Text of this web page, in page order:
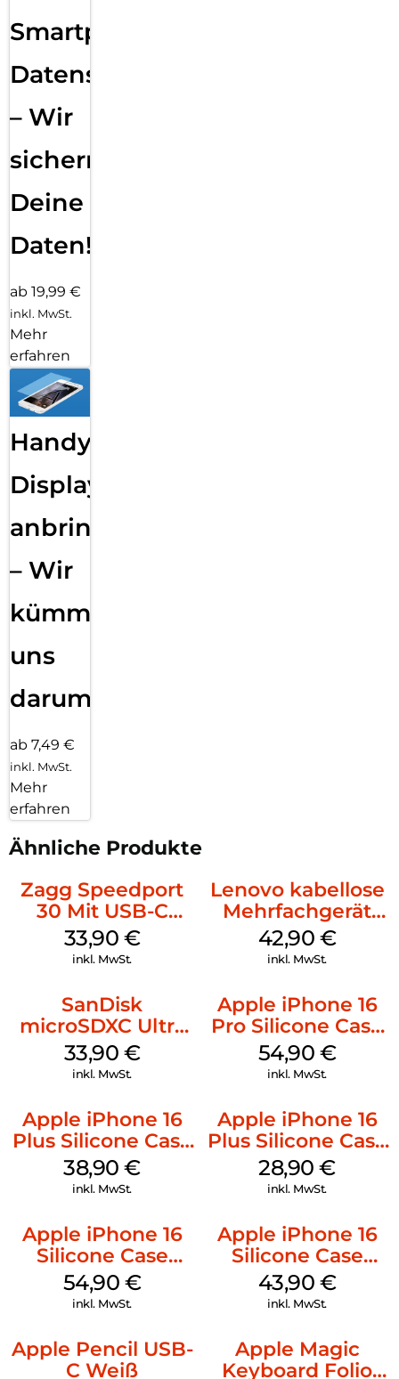
Smartphone
Datensicherung
– Wir
sichern
Deine
Daten!
ab 19,99 €
inkl. MwSt.
Mehr
erfahren
Handy
Displayfolie
anbringen
– Wir
kümmern
uns
darum!
ab 7,49 €
inkl. MwSt.
Mehr
erfahren
Ähnliche Produkte
Zagg Speedport
30 Mit USB-C
Kabel Weiß
33,90 €
inkl. MwSt.
Lenovo kabellose
Mehrfachgerät
Luna Grey
42,90 €
inkl. MwSt.
SanDisk
microSDXC Ultra
128 GB + Adapter
Mobile
33,90 €
inkl. MwSt.
Apple iPhone 16
Pro Silicone Case
MagSafe Black
54,90 €
inkl. MwSt.
Apple iPhone 16
Plus Silicone Case
MagSafe Denim
38,90€
inkl. MwSt.
Apple iPhone 16
Plus Silicone Case
MagSafe Black
28,90€
inkl. MwSt.
Apple iPhone 16
Silicone Case
MagSafe Lake
Green
54,90 €
inkl. MwSt.
Apple iPhone 16
Silicone Case
MagSafe Plum
43,90 €
inkl. MwSt.
Apple Pencil USB-
C Weiß
Apple Magic
Keyboard Folio